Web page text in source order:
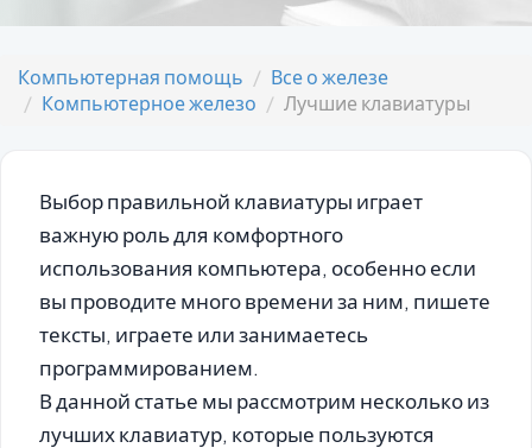
Компьютерная помощь
Все о железе
Компьютерное железо
Лучшие клавиатуры
Выбор правильной клавиатуры играет
важную роль для комфортного
использования компьютера, особенно если
вы проводите много времени за ним, пишете
тексты, играете или занимаетесь
программированием.
В данной статье мы рассмотрим несколько из
лучших клавиатур, которые пользуются